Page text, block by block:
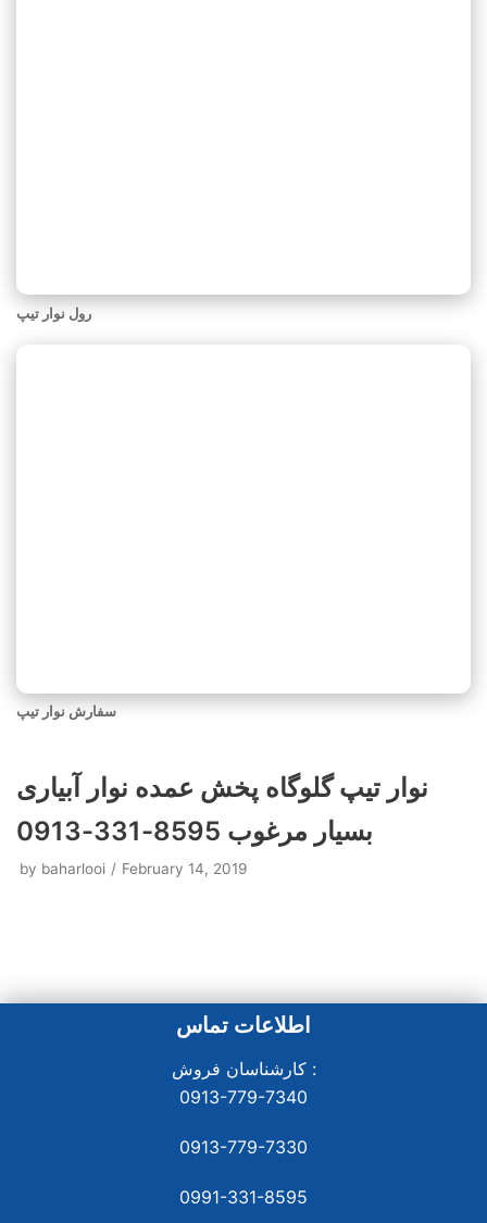
رول نوار تیپ
سفارش نوار تیپ
نوار تیپ گلوگاه پخش عمده نوار آبیاری
بسیار مرغوب 8595-331-0913
by baharlooi February 14, 2019
اطلاعات تماس
کارشناسان فروش :
0913-779-7340
0913-779-7330
0991-331-8595